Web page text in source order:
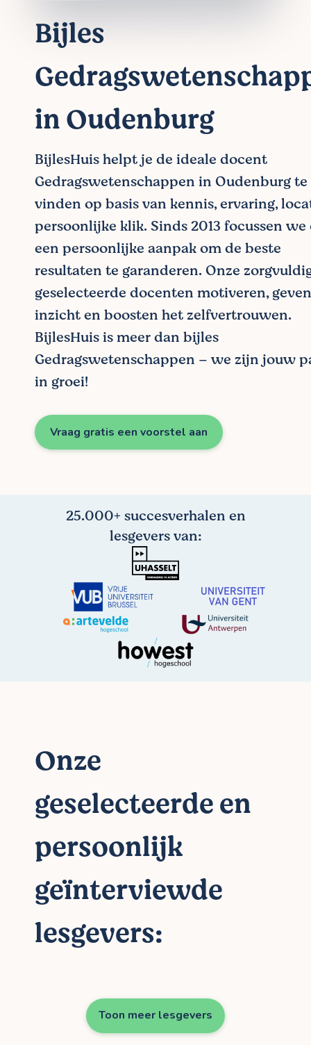
Bijles
in Oudenburg
BijlesHuis helpt je de ideale docent
Gedragswetenschappen in Oudenburg te
vinden op basis van kennis, ervaring,
persoonlijke klik. Sinds 2013 focussen we
een persoonlijke aanpak om de beste
resultaten te garanderen. Onze
geselecteerde docenten motiveren, geven
inzicht en boosten het zelfvertrouwen.
BijlesHuis is meer dan bijles
Gedragswetenschappen – we zijn jouw
in groei!
Vraag gratis een voorstel aan
25.000+ succesverhalen en
lesgevers van:
Onze
geselecteerde en
persoonlijk
geïnterviewde
lesgevers:
Toon meer lesgevers